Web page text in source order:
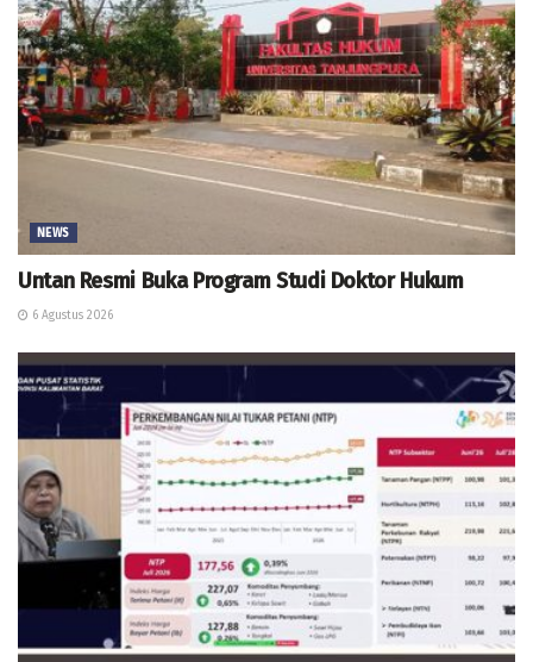
NEWS
Untan Resmi Buka Program Studi Doktor Hukum
6 Agustus 2026